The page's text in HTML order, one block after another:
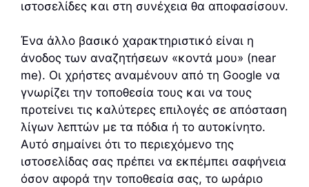
ιστοσελίδες και στη συνέχεια θα αποφασίσουν.
Ένα άλλο βασικό χαρακτηριστικό είναι η
άνοδος των αναζητήσεων «κοντά μου» (near
me). Οι χρήστες αναμένουν από τη Google να
γνωρίζει την τοποθεσία τους και να τους
προτείνει τις καλύτερες επιλογές σε απόσταση
λίγων λεπτών με τα πόδια ή το αυτοκίνητο.
Αυτό σημαίνει ότι το περιεχόμενο της
ιστοσελίδας σας πρέπει να εκπέμπει σαφήνεια
όσον αφορά την τοποθεσία σας, το ωράριο